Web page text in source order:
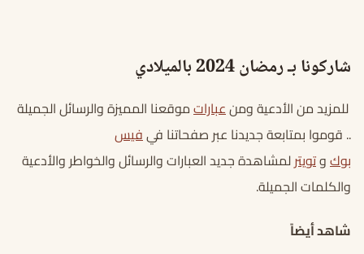
شاركونا بـ رمضان 2024 بالميلادي
للمزيد من الأدعية ومنعباراتموقعنا المميزة والرسائل الجميلة
.. قوموا بمتابعة جديدنا عبر صفحاتنا فيفيس
بوكوتويترلمشاهدة جديد العبارات والرسائل والخواطر والأدعية
والكلمات الجميلة.
شاهد أيضاً